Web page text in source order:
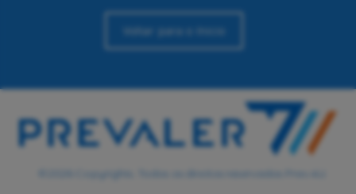
Voltar para o ínicio